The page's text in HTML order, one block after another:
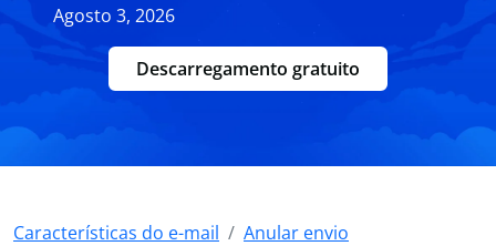
Agosto 3, 2026
Descarregamento gratuito
Características do e-mail
Anular envio